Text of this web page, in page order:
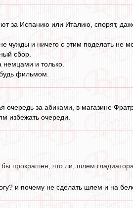
за Испанию или Италию, спорят,
чужды и ничего с этим поделать не
сбор.
и только.
фильмом.
за абиками, в магазине
избежать очереди.
прокрашен, что ли, шлем гладиатора.
и почему не сделать шлем и на